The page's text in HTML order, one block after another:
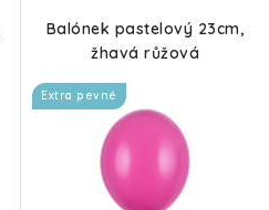
Balónek pastelový 23cm,
žhavá růžová
Extra pevné